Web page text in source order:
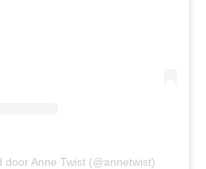
door Anne Twist (@annetwist)